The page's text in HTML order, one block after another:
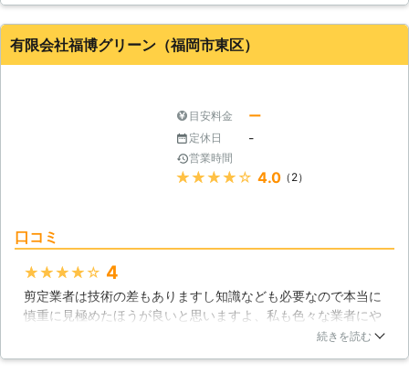
た。こちらの要望とおりに剪定して頂け、刈った枝もすべて持
ち返ってもらえ、とても満足しています。
有限会社福博グリーン（福岡市東区）
目安料金 ー
定休日 -
営業時間
★★★★★ 4.0（2）
口コミ
★★★★★ 4
剪定業者は技術の差もありますし知識なども必要なので本当に
慎重に見極めたほうが良いと思いますよ、私も色々な業者にや
ってもらって行き着いたのがこちらの業者ですね。高いレベル
続きを読む